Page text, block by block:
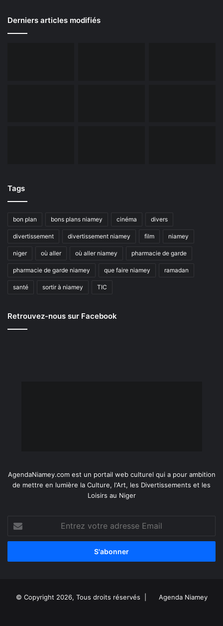
Derniers articles modifiés
Tags
bon plan bons plans niamey cinéma divers
divertissement divertissement niamey film niamey
niger où aller où aller niamey pharmacie de garde
pharmacie de garde niamey que faire niamey ramadan
santé sortir à niamey TIC
Retrouvez-nous sur Facebook
AgendaNiamey.com est un portail web culturel qui a pour ambition
de mettre en lumière la Culture, l'Art, les Divertissements et les
Loisirs au Niger
votre
adresse
© Copyright 2026, Tous droits réservés | Agenda Niamey